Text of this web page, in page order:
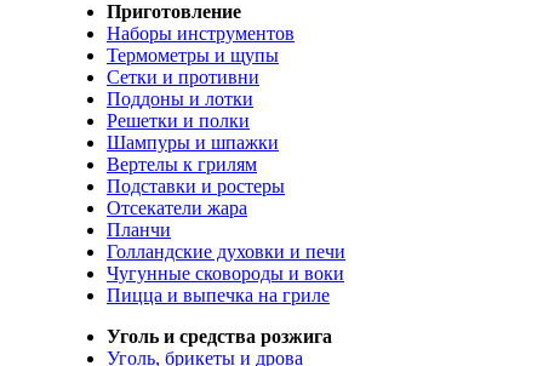
Приготовление
Наборы инструментов
Термометры и щупы
Сетки и противни
Поддоны и лотки
Решетки и полки
Шампуры и шпажки
Вертелы к грилям
Подставки и ростеры
Отсекатели жара
Планчи
Голландские духовки и печи
Чугунные сковороды и воки
Пицца и выпечка на гриле
Уголь и средства розжига
Уголь, брикеты и дрова